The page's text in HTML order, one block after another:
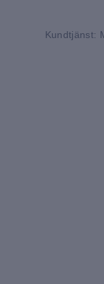
Kundtjänst: